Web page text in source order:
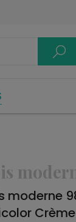
moderne
Crème